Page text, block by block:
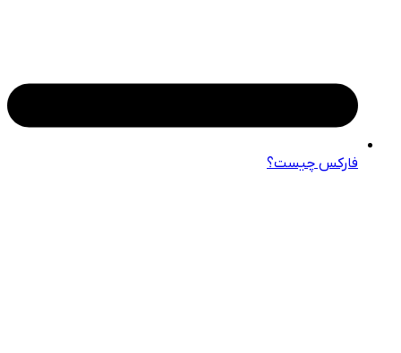
فارکس چیست؟